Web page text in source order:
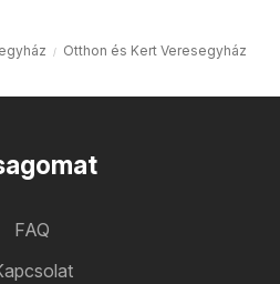
Otthon és Kert Veresegyház
FAQ